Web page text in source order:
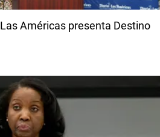
Américas presenta Destino